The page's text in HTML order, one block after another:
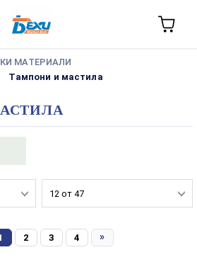
МАТЕРИАЛИ
Тампони и мастила
2 3 4 »